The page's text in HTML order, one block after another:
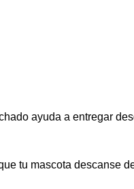
ayuda a entregar
tu mascota descanse